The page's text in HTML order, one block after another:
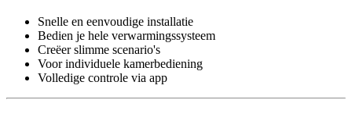
Snelle en eenvoudige installatie
Bedien je hele verwarmingssysteem
Creëer slimme scenario's
Voor individuele kamerbediening
Volledige controle via app